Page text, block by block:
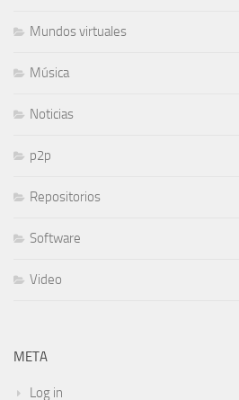
Mundos virtuales
Música
Noticias
p2p
Repositorios
Software
Video
META
Log in